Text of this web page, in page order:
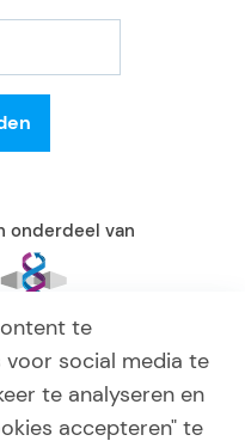
onderdeel van
te
voor social media te
te analyseren en
accepteren" te